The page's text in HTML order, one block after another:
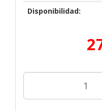
Disponibilidad: